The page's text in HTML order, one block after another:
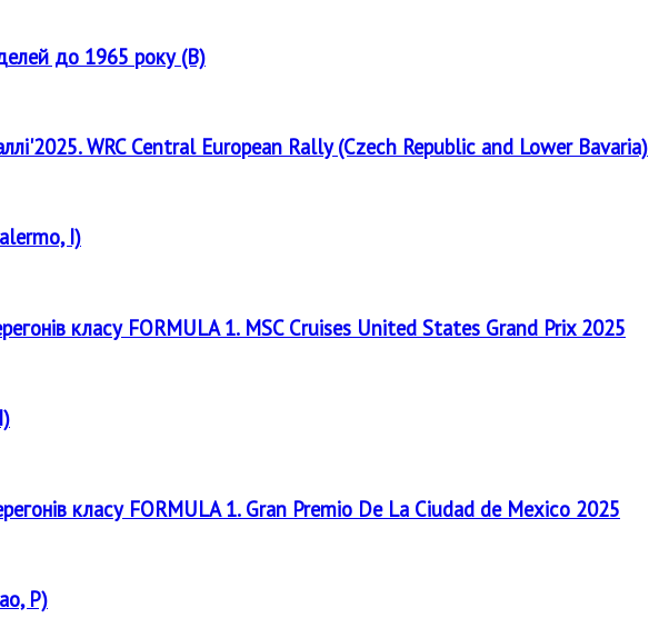
до 1965 року (B)
WRC Central European Rally (Czech Republic and Lower Bavaria)
I)
класу FORMULA 1. MSC Cruises United States Grand Prix 2025
класу FORMULA 1. Gran Premio De La Ciudad de Mexico 2025
P)